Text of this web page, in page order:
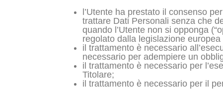
l’Utente ha prestato il consenso
trattare Dati Personali senza che
quando l’Utente non si opponga
regolato dalla legislazione
il trattamento è necessario
necessario per adempiere un
il trattamento è necessario per
Titolare;
il trattamento è necessario per il